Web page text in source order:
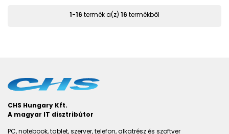
1-16 termék a(z) 16 termékből
CHS Hungary Kft.
A magyar IT disztribútor
PC, notebook, tablet, szerver, telefon, alkatrész és szoftver